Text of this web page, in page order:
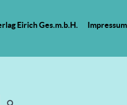
Eirich Ges.m.b.H. Impressum